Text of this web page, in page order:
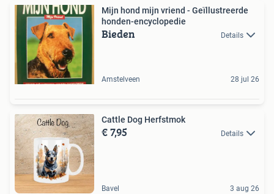
Mijn hond mijn vriend - Geïllustreerde
honden-encyclopedie
Bieden Details
Amstelveen 28 jul 26
Cattle Dog Herfstmok
€ 7,95 Details
Bavel 3 aug 26